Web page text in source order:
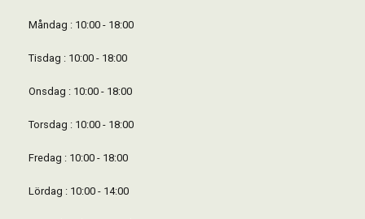
Måndag : 10:00 - 18:00
Tisdag : 10:00 - 18:00
Onsdag : 10:00 - 18:00
Torsdag : 10:00 - 18:00
Fredag : 10:00 - 18:00
Lördag : 10:00 - 14:00